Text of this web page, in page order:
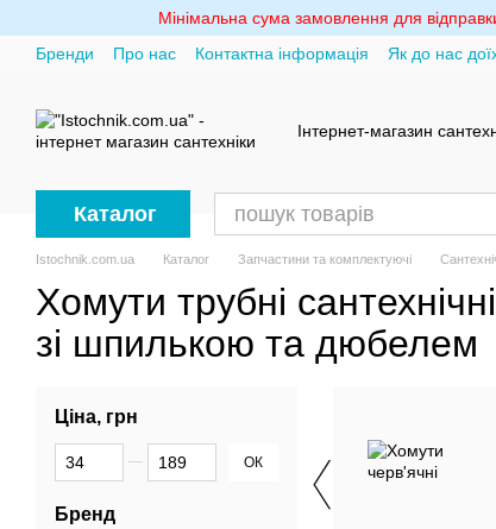
Перейти до основного контентуМінімальна сума замовлення для
Бренди
Про нас Контактна інформація Як до нас
Інтернет-магазин
Каталог
Istochnik.com.ua Каталог Запчастини та комплектуючі
Хомути трубні
зі шпилькою та дюбелем
Ціна, грн
Від Ціна, грн
До Ціна, грн ОК
Бренд